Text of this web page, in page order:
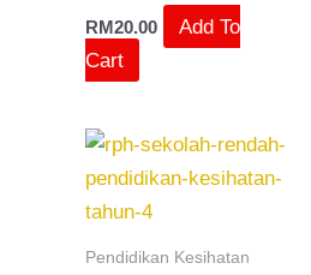
RM20.00
Add To
Cart
Pendidikan Kesihatan